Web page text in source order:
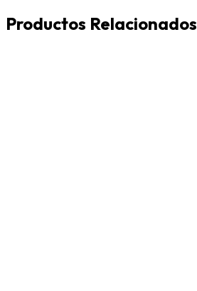
Productos Relacionados